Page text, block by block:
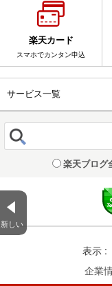
新しい
楽天カード
スマホでカンタン申込
サービス一覧
楽天ブログ
表示 :
企業